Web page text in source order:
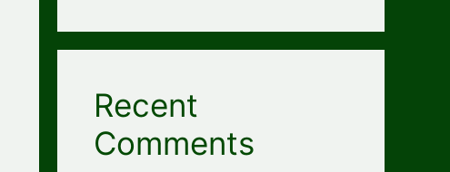
Recent
Comments